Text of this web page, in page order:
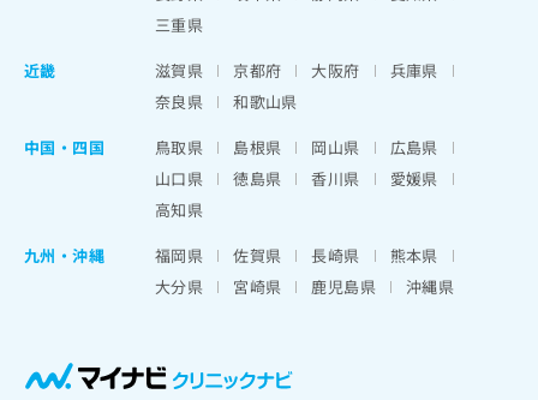
三重県
近畿
滋賀県 京都府 大阪府
兵庫県
奈良県
和歌山県
中国・四国
鳥取県 島根県 岡山県
広島県
山口県
徳島県 香川県
愛媛県
高知県
九州・沖縄
福岡県 佐賀県 長崎県
熊本県
大分県
宮崎県 鹿児島県 沖縄県